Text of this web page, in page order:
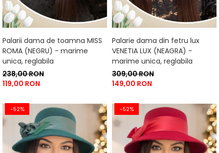
Palarii dama de toamna MISS
ROMA (NEGRU) - marime
unica, reglabila
238,00 RON
119,00 RON
Palarie dama din fetru lux
VENETIA LUX (NEAGRA) -
marime unica, reglabila
309,00 RON
149,00 RON
-52% -52%